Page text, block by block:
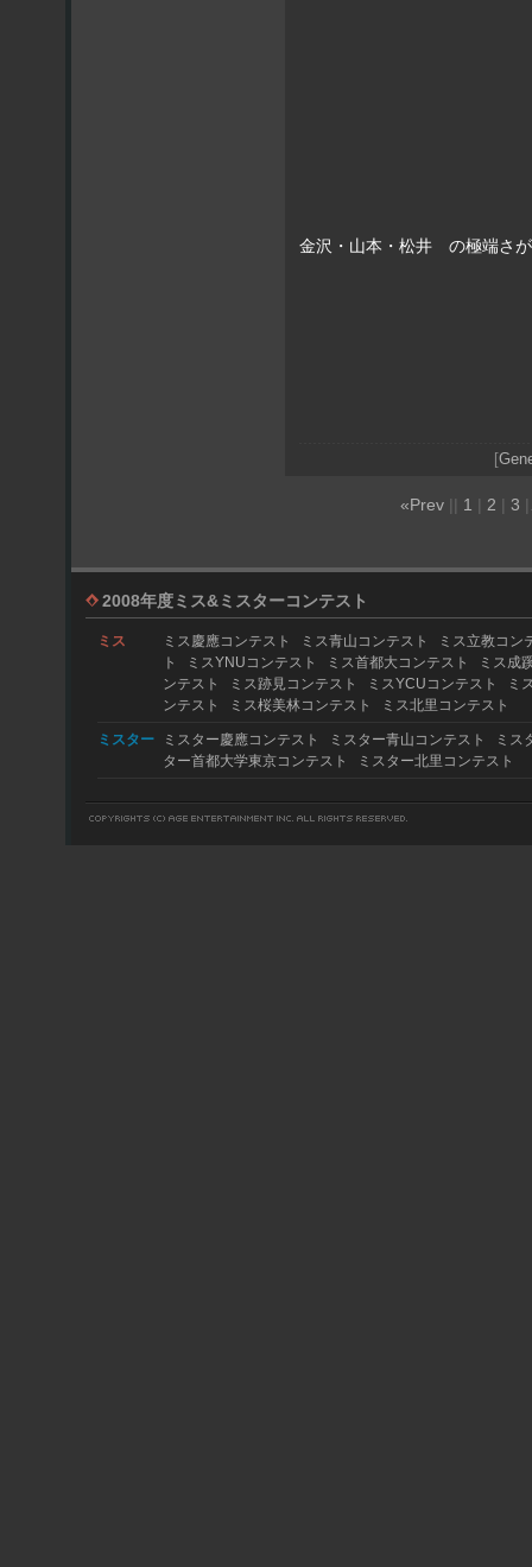
金沢・山本・松井 の極端さ
[
«Prev|| 1 | 2 | 3
2008年度ミス&ミスターコンテスト
ミス ミス慶應コンテスト ミス青山コンテスト
ミス立教コン
ト
ミスYNUコンテスト ミス首都大コンテスト
ミス成
ンテスト
ミス跡見コンテスト ミスYCUコンテスト
ミ
ンテスト
ミス桜美林コンテスト ミス北里コンテスト
ミスター ミスター慶應コンテスト ミスター青山コンテスト
ミス
ター首都大学東京コンテスト
ミスター北里コンテスト